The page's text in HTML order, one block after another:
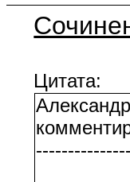
Цитата: